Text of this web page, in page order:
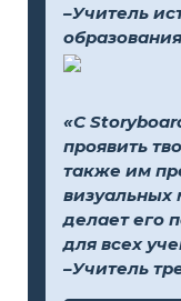
–Учитель
образования
«С
проявить
также им
визуальных
делает его
для всех
–Учитель